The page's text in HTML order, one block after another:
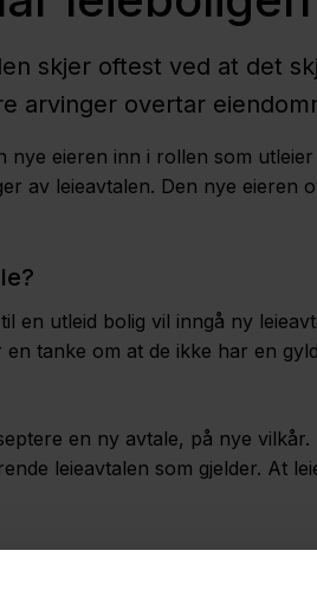
skjer oftest ved at det
arvinger overtar
eieren inn i rollen som
av leieavtalen. Den nye
en utleid bolig vil inngå ny
tanke om at de ikke har en
en ny avtale, på nye
leieavtalen som gjelder. At